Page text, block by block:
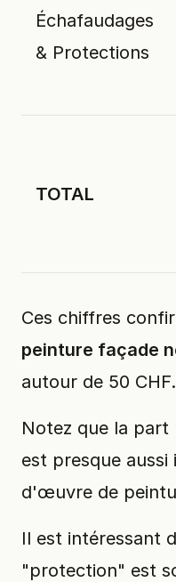
Échafaudages
& Protections
TOTAL
Ces chiffres
peinture façade
autour de 50 CHF.
Notez que la
est presque
d'œuvre de
Il est intéressant
"protection" est